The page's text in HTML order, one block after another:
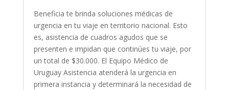
Beneficia te brinda soluciones médicas de
urgencia en tu viaje en territorio nacional. Esto
es, asistencia de cuadros agudos que se
presenten e impidan que continúes tu viaje, por
un total de $30.000. El Equipo Médico de
Uruguay Asistencia atenderá la urgencia en
primera instancia y determinará la necesidad de